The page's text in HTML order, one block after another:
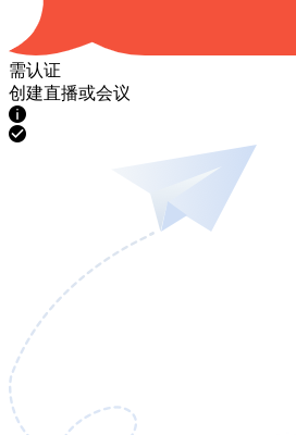
需认证
创建直播或会议